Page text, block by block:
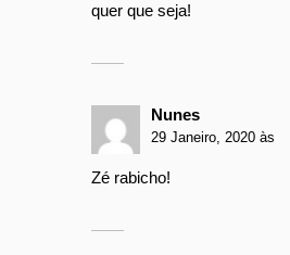
quer que seja!
Nunes
29 Janeiro, 2020 às
Zé rabicho!